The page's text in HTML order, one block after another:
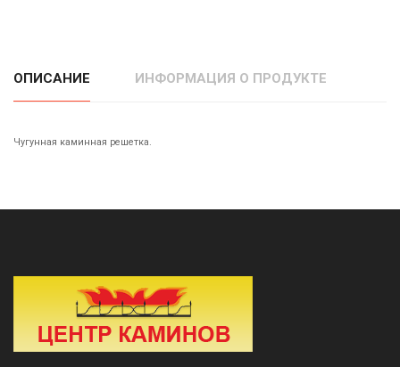
ОПИСАНИЕ ИНФОРМАЦИЯ О ПРОДУКТЕ
Чугунная каминная решетка.